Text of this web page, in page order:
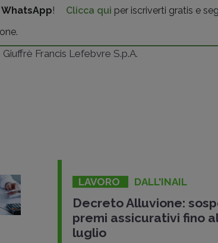
WhatsApp! Clicca qui per iscriverti gratis e
Francis Lefebvre S.p.A.
LAVORO DALL'INAIL
Decreto Alluvione:
premi assicurativi fino
luglio